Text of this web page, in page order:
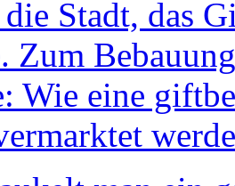
Stadt, das
Zum
Wie eine